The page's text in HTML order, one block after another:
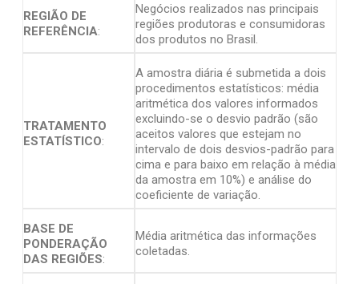
REGIÃO DE
REFERÊNCIA:
Negócios realizados nas principais
regiões produtoras e consumidoras
dos produtos no Brasil.
TRATAMENTO
ESTATÍSTICO:
A amostra diária é submetida a dois
procedimentos estatísticos: média
aritmética dos valores informados
excluindo-se o desvio padrão (são
aceitos valores que estejam no
intervalo de dois desvios-padrão para
cima e para baixo em relação à média
da amostra em 10%) e análise do
coeficiente de variação.
BASE DE
PONDERAÇÃO
DAS REGIÕES:
Média aritmética das informações
coletadas.